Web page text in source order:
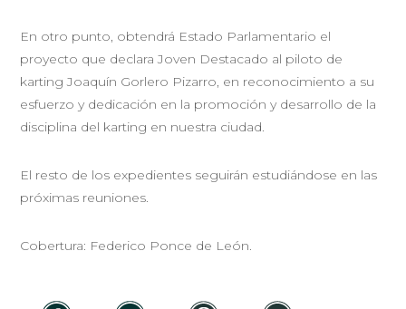
En otro punto, obtendrá Estado Parlamentario el
proyecto que declara Joven Destacado al piloto de
karting Joaquín Gorlero Pizarro, en reconocimiento a su
esfuerzo y dedicación en la promoción y desarrollo de la
disciplina del karting en nuestra ciudad.
El resto de los expedientes seguirán estudiándose en las
próximas reuniones.
Cobertura: Federico Ponce de León.